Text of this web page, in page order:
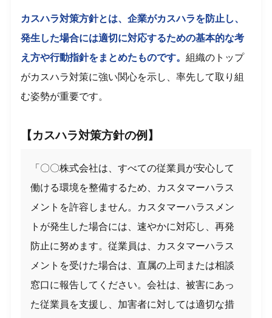
カスハラ対策方針とは、企業がカスハラを防止し、
発生した場合には適切に対応するための基本的な考
え方や行動指針をまとめたものです。組織のトップ
がカスハラ対策に強い関心を示し、率先して取り組
む姿勢が重要です。
【カスハラ対策方針の例】
「〇〇株式会社は、すべての従業員が安心して
働ける環境を整備するため、カスタマーハラス
メントを許容しません。カスタマーハラスメン
トが発生した場合には、速やかに対応し、再発
防止に努めます。従業員は、カスタマーハラス
メントを受けた場合は、直属の上司または相談
窓口に報告してください。会社は、被害にあっ
た従業員を支援し、加害者に対しては適切な措